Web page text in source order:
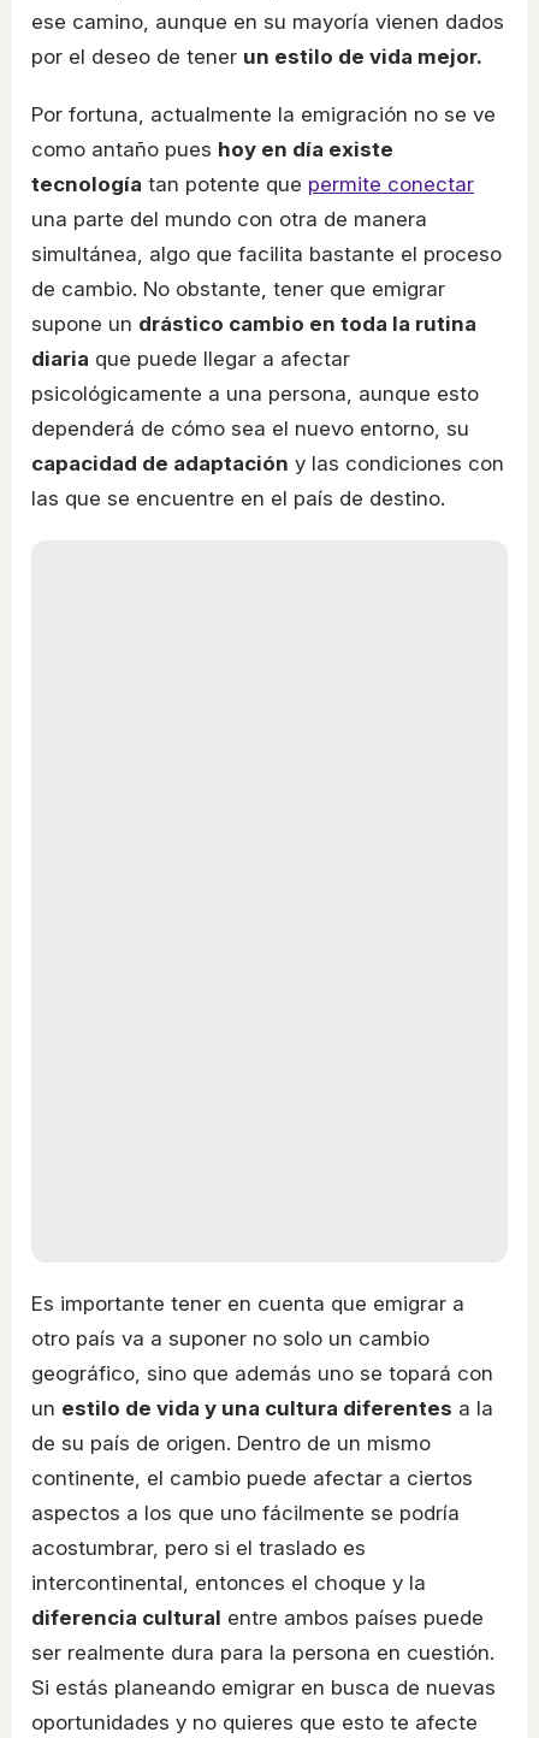
ese camino, aunque en su mayoría vienen dados
por el deseo de tener un estilo de vida mejor.
Por fortuna, actualmente la emigración no se ve
como antaño pues hoy en día existe
tecnología tan potente que permite conectar
una parte del mundo con otra de manera
simultánea, algo que facilita bastante el proceso
de cambio. No obstante, tener que emigrar
supone un drástico cambio en toda la rutina
diaria que puede llegar a afectar
psicológicamente a una persona, aunque esto
dependerá de cómo sea el nuevo entorno, su
capacidad de adaptación y las condiciones con
las que se encuentre en el país de destino.
Es importante tener en cuenta que emigrar a
otro país va a suponer no solo un cambio
geográfico, sino que además uno se topará con
un estilo de vida y una cultura diferentes a la
de su país de origen. Dentro de un mismo
continente, el cambio puede afectar a ciertos
aspectos a los que uno fácilmente se podría
acostumbrar, pero si el traslado es
intercontinental, entonces el choque y la
diferencia cultural entre ambos países puede
ser realmente dura para la persona en cuestión.
Si estás planeando emigrar en busca de nuevas
oportunidades y no quieres que esto te afecte